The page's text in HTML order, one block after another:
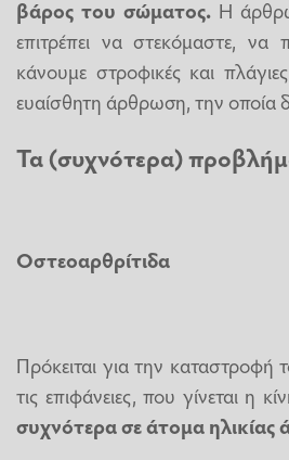
βάρος του σώματος. Η
επιτρέπει να στεκόμαστε,
κάνουμε στροφικές και
ευαίσθητη άρθρωση, την οποία
Τα (συχνότερα)
Οστεοαρθρίτιδα
Πρόκειται για την
τις επιφάνειες, που γίνεται η
συχνότερα σε άτομα